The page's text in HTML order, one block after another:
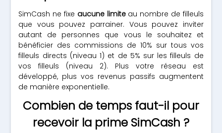
SimCash ne fixe aucune limiteau nombre de filleuls
que vous pouvez parrainer. Vous pouvez inviter
autant de personnes que vous le souhaitez et
bénéficier des commissions de 10% sur tous vos
filleuls directs (niveau 1) et de 5% sur les filleuls de
vos filleuls (niveau 2). Plus votre réseau est
développé, plus vos revenus passifs augmentent
de manière exponentielle.
Combien de temps faut-il pour
recevoir la prime SimCash ?